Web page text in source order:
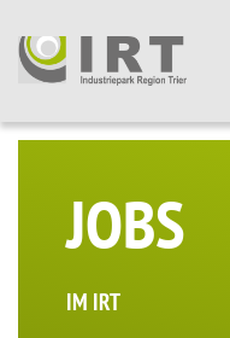
JOBS
IM IRT